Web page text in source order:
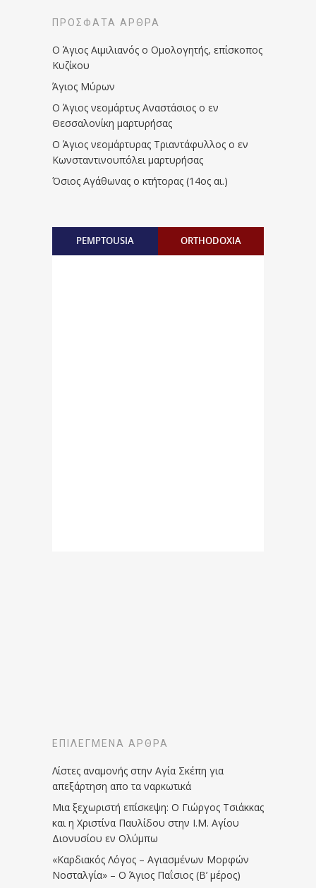
ΠΡΌΣΦΑΤΑ ΆΡΘΡΑ
Ο Άγιος Αιμιλιανός ο Ομολογητής, επίσκοπος
Κυζίκου
Άγιος Μύρων
Ο Άγιος νεομάρτυς Αναστάσιος ο εν
Θεσσαλονίκη μαρτυρήσας
Ο Άγιος νεομάρτυρας Τριαντάφυλλος ο εν
Κωνσταντινουπόλει μαρτυρήσας
Όσιος Αγάθωνας ο κτήτορας (14ος αι.)
PEMPTOUSIA ORTHODOXIA
ΕΠΙΛΕΓΜΈΝΑ ΆΡΘΡΑ
Λίστες αναμονής στην Αγία Σκέπη για
απεξάρτηση απο τα ναρκωτικά
Μια ξεχωριστή επίσκεψη: Ο Γιώργος Τσιάκκας
και η Χριστίνα Παυλίδου στην Ι.Μ. Αγίου
Διονυσίου εν Ολύμπω
«Καρδιακός Λόγος – Αγιασμένων Μορφών
Νοσταλγία» – Ο Άγιος Παΐσιος (Β’ μέρος)